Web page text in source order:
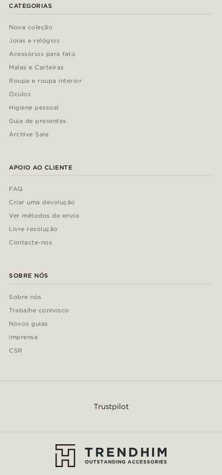
CATEGORIAS
Nova coleção
Joias e relógios
Acessórios para fato
Malas e Carteiras
Roupa e roupa interior
Óculos
Higiene pessoal
Guia de presentes
Archive Sale
APOIO AO CLIENTE
FAQ
Criar uma devolução
Ver métodos de envio
Livre resolução
Contacte-nos
SOBRE NÓS
Sobre nós
Trabalhe connosco
Novos guias
Imprensa
CSR
Trustpilot